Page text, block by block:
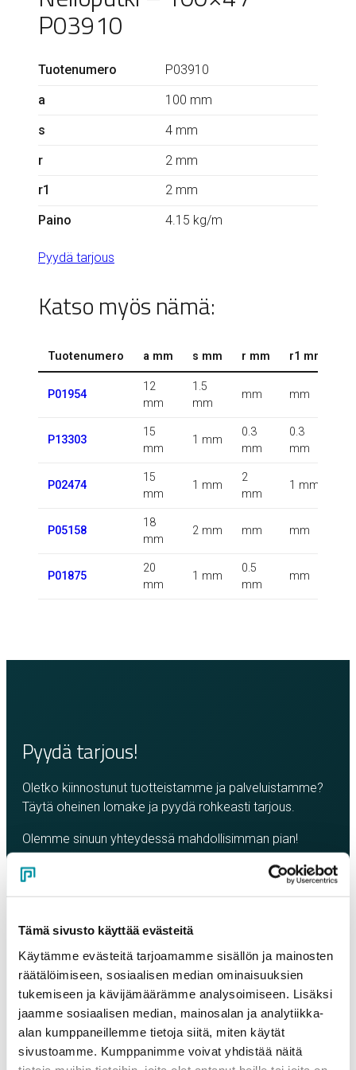
Tämä sivusto käyttää evästeitä
Käytämme evästeitä tarjoamamme sisällön ja mainosten
räätälöimiseen, sosiaalisen median ominaisuuksien
tukemiseen ja kävijämäärämme analysoimiseen. Lisäksi
jaamme sosiaalisen median, mainosalan ja analytiikka-
alan kumppaneillemme tietoja siitä, miten käytät
sivustoamme. Kumppanimme voivat yhdistää näitä
P03910
Tuotenumero
P03910
a
100 mm
s
4 mm
r
2 mm
r1
2 mm
Paino
4.15 kg/m
Pyydä tarjous
Katso myös nämä:
Tuotenumero a mm s mm r mm r1 mm
P01954
12
mm
1.5
mm
mm mm
P13303
15
mm
1 mm
0.3
mm
0.3
mm
P02474
15
mm
1 mm
2
mm
1 mm
P05158
18
mm
2 mm mm mm
P01875
20
mm
1 mm
0.5
mm
mm
Pyydä tarjous!
Oletko kiinnostunut tuotteistamme ja palveluistamme?
Täytä oheinen lomake ja pyydä rohkeasti tarjous.
Olemme sinuun yhteydessä mahdollisimman pian!
Yritys
Yhteyshenkilö *
Sähköposti *
Puhelinnumero